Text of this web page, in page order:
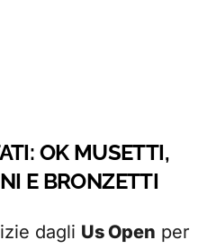
OK MUSETTI,
E BRONZETTI
dagli Us Open per